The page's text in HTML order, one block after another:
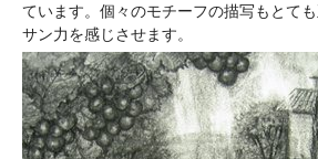
ています。個々のモチーフの描写もとて
サン力を感じさせます。